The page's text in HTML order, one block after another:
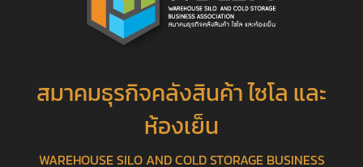
สมาคมธุรกิจคลังสินค้า ไซโล และ
ห้องเย็น
WAREHOUSE SILO AND COLD STORAGE BUSINESS